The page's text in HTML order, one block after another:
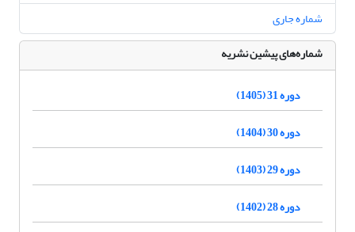
شماره جاری
شماره‌های پیشین نشریه
دوره 31 (1405)
دوره 30 (1404)
دوره 29 (1403)
دوره 28 (1402)